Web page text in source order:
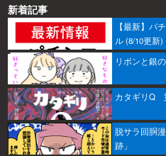
新着記事
【最新】パ
ル (8/10更新
リボンと銀
カタギリQ
脱サラ回胴
跡」